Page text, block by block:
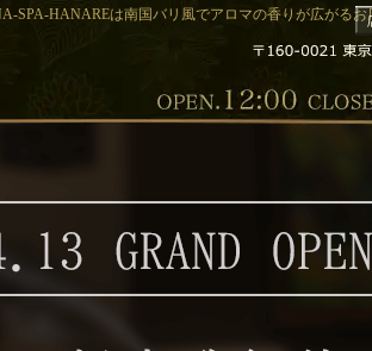
SPA-HANAREは南国バリ風でアロマの香りが広がる